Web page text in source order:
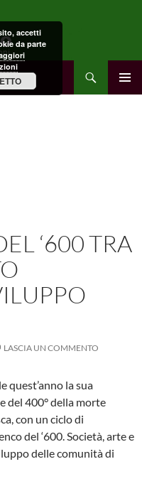
‘600 TRA
LASCIA UN COMMENTO
quest’anno la sua
del 400° della morte
con un ciclo di
del ‘600. Società, arte e
delle comunità di
accetti
da parte